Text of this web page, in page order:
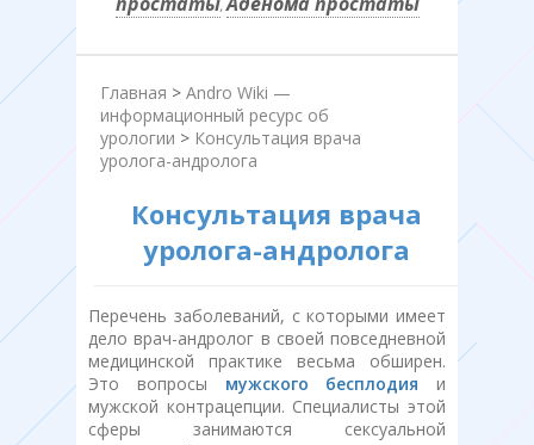
,
Главная > Andro Wiki —
информационный ресурс об
урологии > Консультация врача
уролога-андролога
Консультация врача
уролога-андролога
Перечень заболеваний, с которыми имеет
дело врач-андролог в своей повседневной
медицинской практике весьма обширен.
Это вопросы мужского бесплодия и
мужской контрацепции. Специалисты этой
сферы занимаются сексуальной